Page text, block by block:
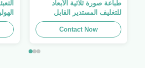
طباعة صورة ثلاثية الأبعاد
للتغليف المستدير القابل
للطباعة ، الملصق الأصلي ،
صفائح لاصقة ذاتية اللصق
Contact Now
الليزر